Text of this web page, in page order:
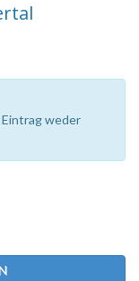
weder